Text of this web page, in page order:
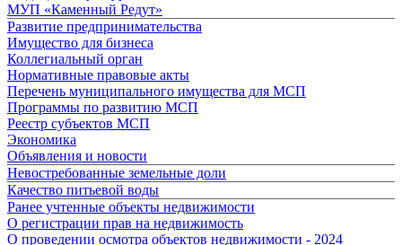
МУП «Каменный Редут»
Развитие предпринимательства
Имущество для бизнеса
Коллегиальный орган
Нормативные правовые акты
Перечень муниципального имущества для МСП
Программы по развитию МСП
Реестр субъектов МСП
Экономика
Объявления и новости
Невостребованные земельные доли
Качество питьевой воды
Ранее учтенные объекты недвижимости
О регистрации прав на недвижимость
О проведении осмотра объектов недвижимости - 2024